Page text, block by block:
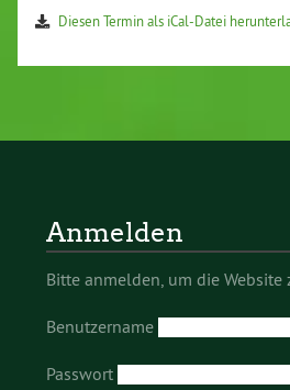
Diesen Termin als iCal-Datei
Anmelden
Bitte anmelden, um die Website
Benutzername
Passwort